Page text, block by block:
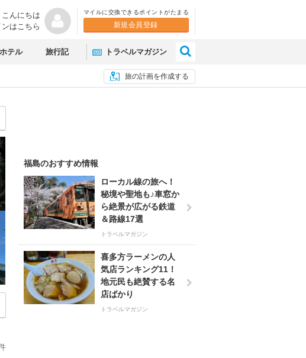
こんにちは
ンはこちら
マイルに交換できるポイントがたまる
新規会員登録
ホテル 旅行記 トラベルマガジン
旅の計画を作成する
福島のおすすめ情報
ローカル線の旅へ！
秘境や聖地も♪車窓か
ら絶景が広がる鉄道
＆路線17選
トラベルマガジン
喜多方ラーメンの人
気店ランキング11！
地元民も絶賛する名
店ばかり
トラベルマガジン